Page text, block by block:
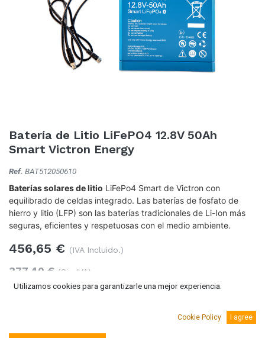
Batería de Litio LiFePO4 12.8V 50Ah
Smart Victron Energy
Ref. BAT512050610
Baterías solares de litio LiFePo4 Smart de Victron con
equilibrado de celdas integrado. Las baterías de fosfato de
hierro y litio (LFP) son las baterías tradicionales de Li-Ion más
seguras, eficientes y respetuosas con el medio ambiente.
456,65 € (IVA Incluido.)
377,40 € (Sin IVA)
Utilizamos cookies para garantizarle una mejor experiencia.
Cookie Policy I agree